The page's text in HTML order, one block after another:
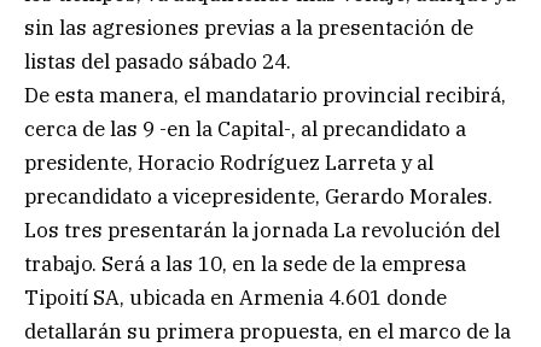
sin las agresiones previas a la presentación de
listas del pasado sábado 24.
De esta manera, el mandatario provincial recibirá,
cerca de las 9 -en la Capital-, al precandidato a
presidente, Horacio Rodríguez Larreta y al
precandidato a vicepresidente, Gerardo Morales.
Los tres presentarán la jornada La revolución del
trabajo. Será a las 10, en la sede de la empresa
Tipoití SA, ubicada en Armenia 4.601 donde
detallarán su primera propuesta, en el marco de la